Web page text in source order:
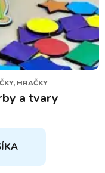
HRAČKY
a tvary